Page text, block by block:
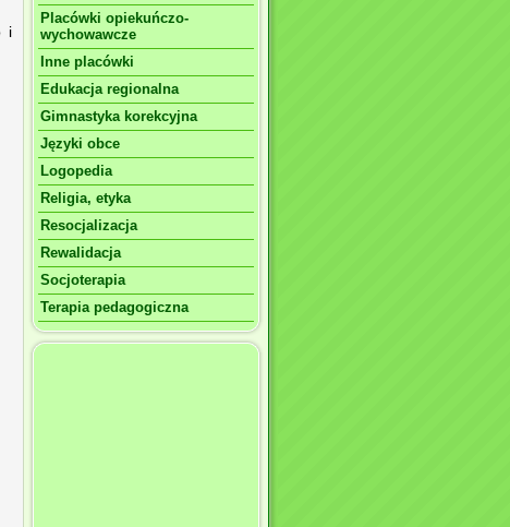
i
Placówki opiekuńczo-
wychowawcze
Inne placówki
Edukacja regionalna
Gimnastyka korekcyjna
Języki obce
Logopedia
Religia, etyka
Resocjalizacja
Rewalidacja
Socjoterapia
Terapia pedagogiczna